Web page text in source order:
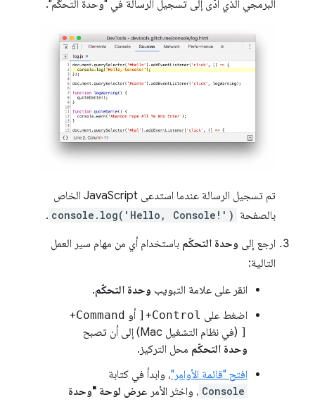
البرمجي الذي أدّى إلى تسجيل الرسالة في "وحدة التحكّم".
تم تسجيل الرسالة عندما استدعى JavaScript الخاص
بالصفحة console.log('Hello, Console!')
.
ارجع إلى وحدة التحكّم باستخدام أي من مهام سير العمل
التالية:
انقر على علامة التبويب وحدة التحكّم.
اضغط على Control
+
[ أو Command
+
[ (في نظام التشغيل Mac) إلى أن تصبح
وحدة التحكّم محل التركيز.
افتح "قائمة الأوامر"، وابدأ في كتابة
Console ، واختَر الأمر عرض لوحة "وحدة